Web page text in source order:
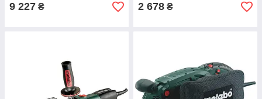
9 227 ₴ 2 678 ₴